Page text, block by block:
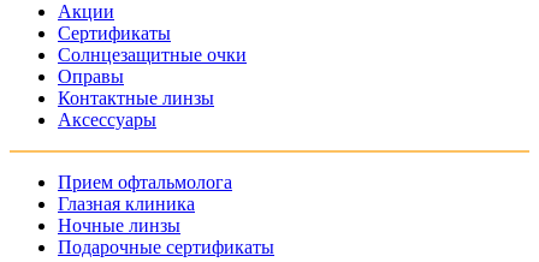
Акции
Сертификаты
Солнцезащитные очки
Оправы
Контактные линзы
Аксессуары
Прием офтальмолога
Глазная клиника
Ночные линзы
Подарочные сертификаты